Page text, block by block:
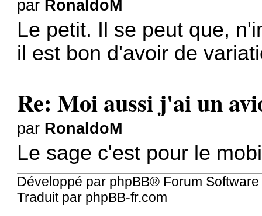
par RonaldoM
Le petit. Il se peut que,
il est bon d'avoir de
Re: Moi aussi j'ai un
par RonaldoM
Le sage c'est pour le
Développé par phpBB® Forum
Traduit par phpBB-fr.com